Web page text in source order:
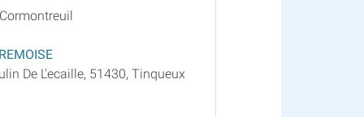
De L'ecaille, 51430, Tinqueux